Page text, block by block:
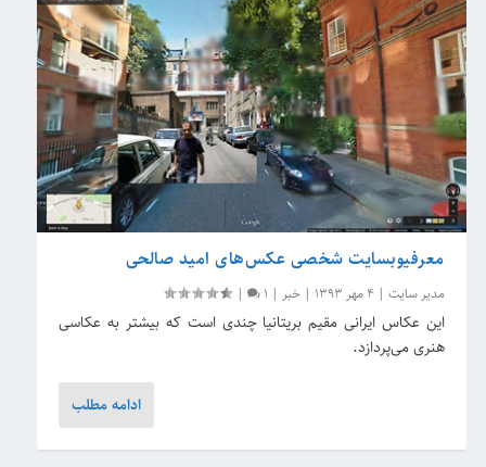
معرفیوبسایت شخصی عکس‌های امید صالحی
مدیر سایت | 4 مهر 1393 | خبر |
1
|
این عکاس ایرانی مقیم بریتانیا چندی است که بیشتر به عکاسی
هنری می‌پردازد.
ادامه مطلب